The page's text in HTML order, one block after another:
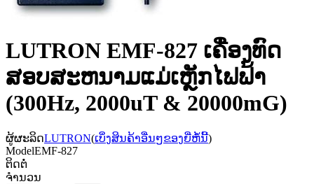
LUTRON EMF-827 ເຄື່ອງທົດ
ສອບສະຫນາມແມ່ເຫຼັກໄຟຟ້າ
(300Hz, 2000uT & 20000mG)
ຜູ້ຜະລິດLUTRON(ເບິ່ງສິນຄ້າອື່ນໆຂອງຍີ່ຫໍ້ນີ້)
ModelEMF-827
ຕິດຕໍ່
ຈຳນວນ